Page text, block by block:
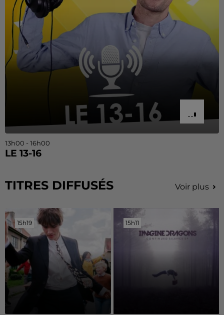
13h00 - 16h00
LE 13-16
TITRES DIFFUSÉS Voir plus
15h19
15h19 15h11
15h11